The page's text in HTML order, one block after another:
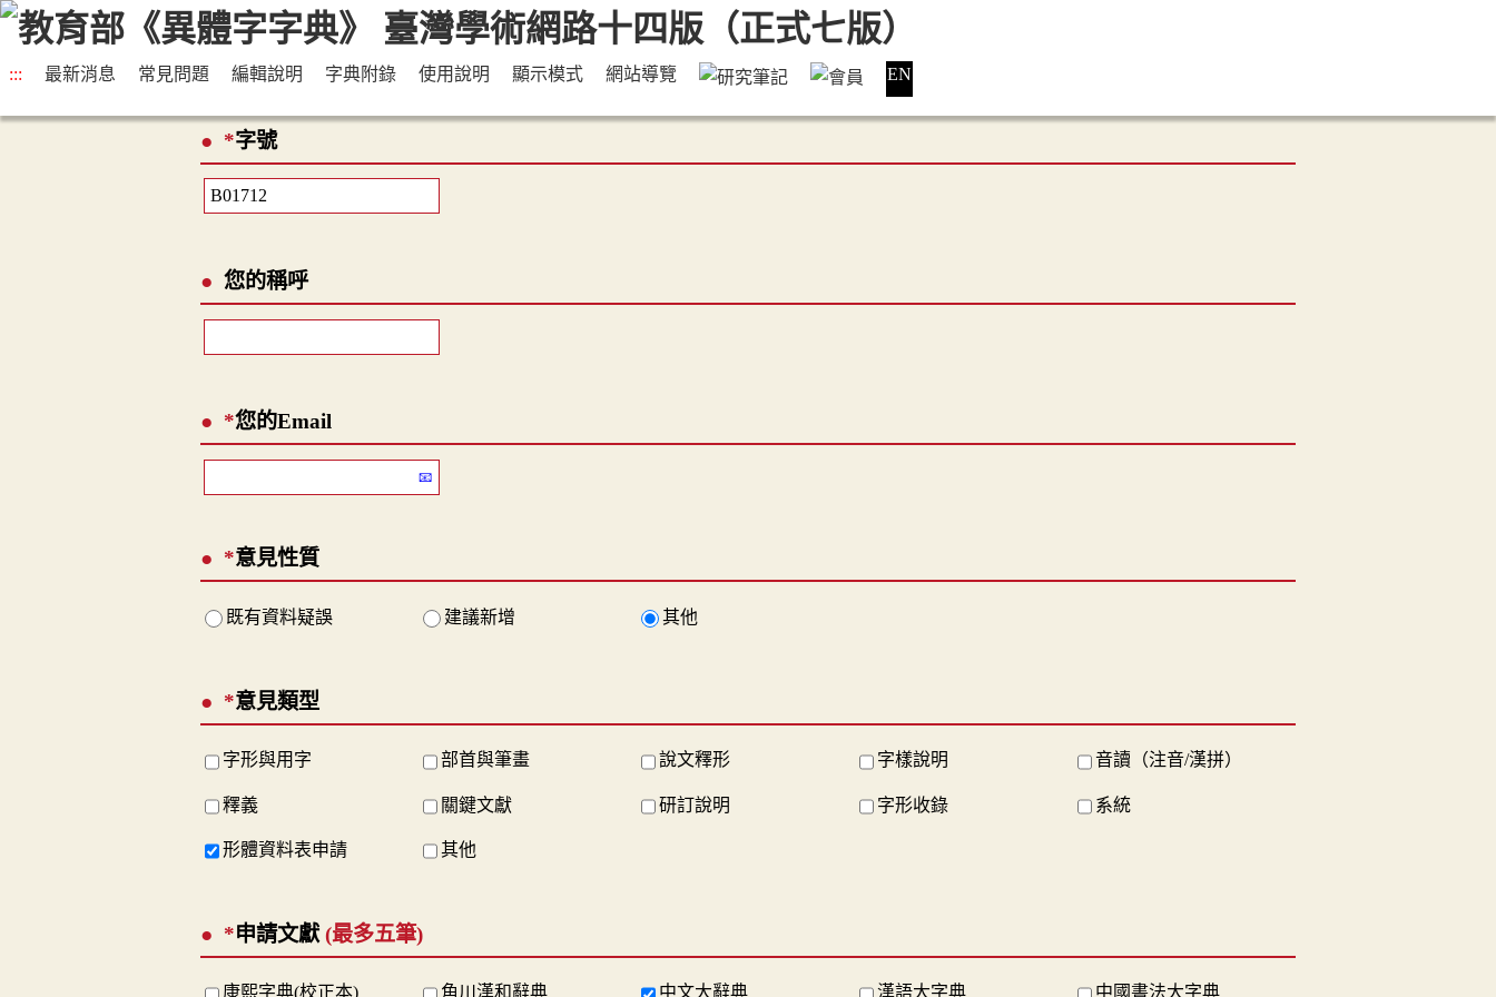
::: 最新消息 常見問題 編輯說明 字典附錄 使用說明 顯示模式 網站導覽 EN
*字號
您的稱呼
*您的Email
*意見性質
既有資料疑誤 建議新增 其他
*意見類型
字形與用字 部首與筆畫 說文釋形 字樣說明 音讀（注音/漢拼）
釋義 關鍵文獻 研訂說明 字形收錄 系統
形體資料表申請 其他
*申請文獻 (最多五筆)
康熙字典(校正本) 角川漢和辭典 中文大辭典 漢語大字典 中國書法大字典